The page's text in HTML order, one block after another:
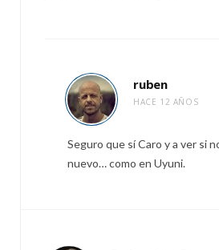
ruben
HACE 12 AÑOS
Seguro que sí Caro y a ver si
nuevo… como en Uyuni.